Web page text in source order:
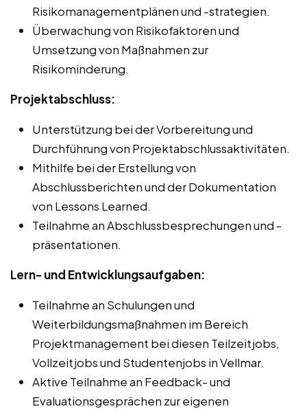
Risikomanagementplänen und -strategien.
Überwachung von Risikofaktoren und
Umsetzung von Maßnahmen zur
Risikominderung.
Projektabschluss:
Unterstützung bei der Vorbereitung und
Durchführung von Projektabschlussaktivitäten.
Mithilfe bei der Erstellung von
Abschlussberichten und der Dokumentation
von Lessons Learned.
Teilnahme an Abschlussbesprechungen und -
präsentationen.
Lern- und Entwicklungsaufgaben:
Teilnahme an Schulungen und
Weiterbildungsmaßnahmen im Bereich
Projektmanagement bei diesen Teilzeitjobs,
Vollzeitjobs und Studentenjobs in Vellmar.
Aktive Teilnahme an Feedback- und
Evaluationsgesprächen zur eigenen